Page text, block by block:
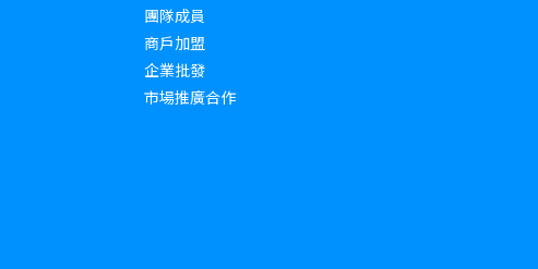
團隊成員
商戶加盟
企業批發
市場推廣合作